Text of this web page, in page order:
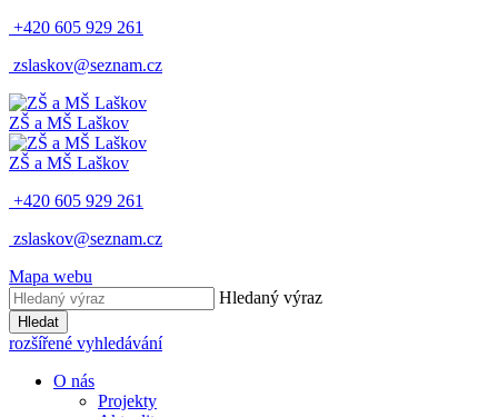
+420 605 929 261
zslaskov@seznam.cz
ZŠ a MŠ Laškov
ZŠ a MŠ Laškov
+420 605 929 261
zslaskov@seznam.cz
Mapa webu
Hledaný výraz
Hledat
rozšířené vyhledávání
O nás
Projekty